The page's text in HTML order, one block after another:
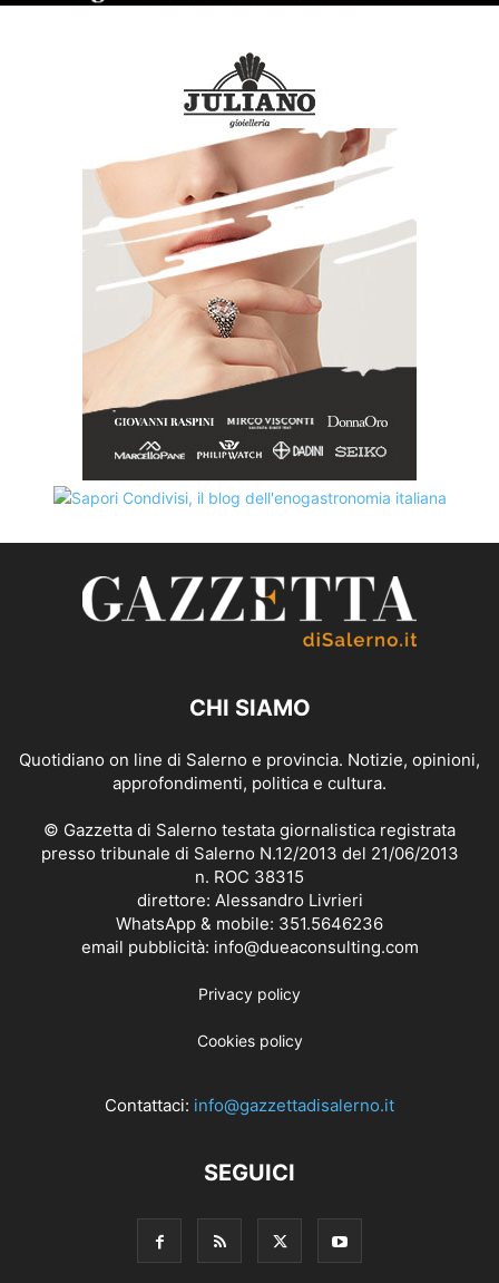
CHI SIAMO
Quotidiano on line di Salerno e provincia. Notizie, opinioni,
approfondimenti, politica e cultura.
© Gazzetta di Salerno testata giornalistica registrata
presso tribunale di Salerno N.12/2013 del 21/06/2013
n. ROC 38315
direttore: Alessandro Livrieri
WhatsApp & mobile: 351.5646236
email pubblicità: info@dueaconsulting.com
Privacy policy
Cookies policy
Contattaci: info@gazzettadisalerno.it
SEGUICI